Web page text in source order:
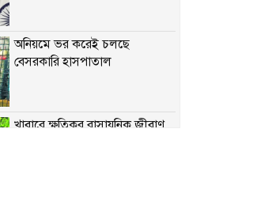
অনিয়মে ভর করেই চলছে
বেসরকারি হাসপাতাল
খাবারে ক্ষতিকর রাসায়নিক জীবাণু